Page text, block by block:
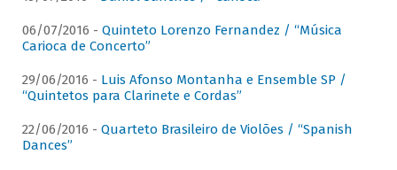
06/07/2016 - Quinteto Lorenzo Fernandez / “Música
Carioca de Concerto”
29/06/2016 - Luis Afonso Montanha e Ensemble SP /
“Quintetos para Clarinete e Cordas”
22/06/2016 - Quarteto Brasileiro de Violões / “Spanish
Dances”